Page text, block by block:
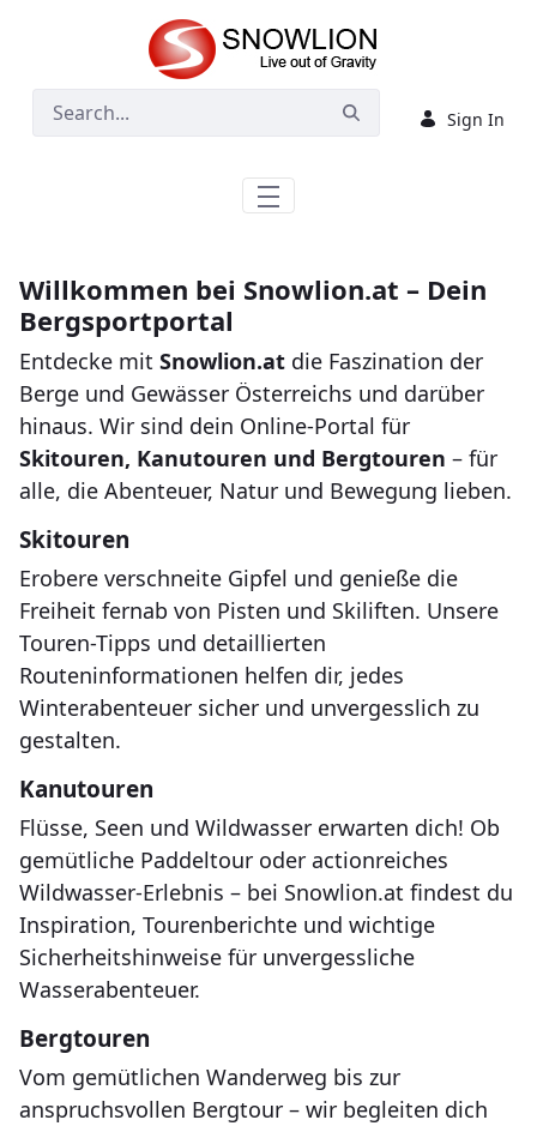
Skip to Main Content
Sign In
Willkommen bei Snowlion.at – Dein
Bergsportportal
Entdecke mit Snowlion.at die Faszination der
Berge und Gewässer Österreichs und darüber
hinaus. Wir sind dein Online-Portal für
Skitouren, Kanutouren und Bergtouren – für
alle, die Abenteuer, Natur und Bewegung lieben.
Skitouren
Erobere verschneite Gipfel und genieße die
Freiheit fernab von Pisten und Skiliften. Unsere
Touren-Tipps und detaillierten
Routeninformationen helfen dir, jedes
Winterabenteuer sicher und unvergesslich zu
gestalten.
Kanutouren
Flüsse, Seen und Wildwasser erwarten dich! Ob
gemütliche Paddeltour oder actionreiches
Wildwasser-Erlebnis – bei Snowlion.at findest du
Inspiration, Tourenberichte und wichtige
Sicherheitshinweise für unvergessliche
Wasserabenteuer.
Bergtouren
Vom gemütlichen Wanderweg bis zur
anspruchsvollen Bergtour – wir begleiten dich